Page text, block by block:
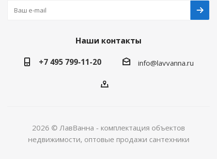
Наши контакты
+7 495 799-11-20
info@lavvanna.ru
2026 © ЛавВанна - комплектация объектов
недвижимости, оптовые продажи сантехники